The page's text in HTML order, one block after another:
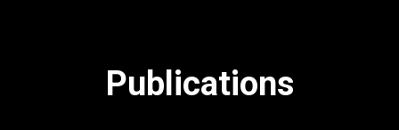
Publications